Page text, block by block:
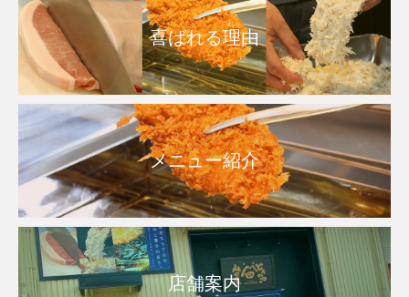
喜ばれる理由
メニュー紹介
店舗案内